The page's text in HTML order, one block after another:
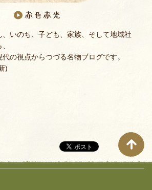
赤色赤光
いのち、子ども、家族、そして地域社
の視点からつづる名物ブログです。
)
ツ